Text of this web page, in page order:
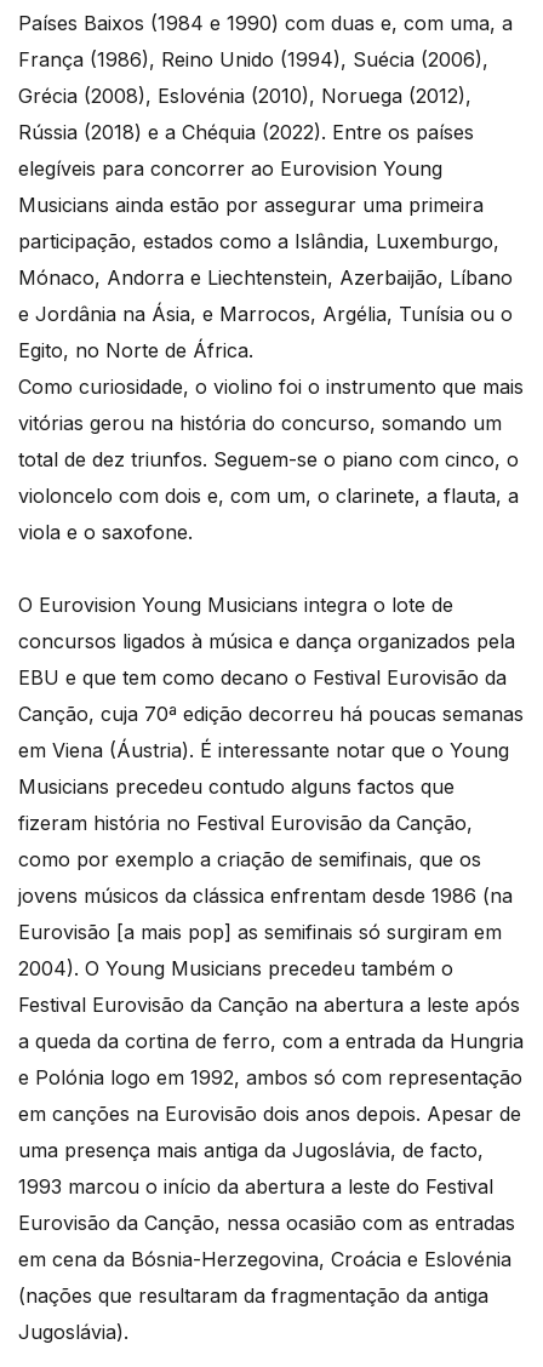
Países Baixos (1984 e 1990) com duas e, com uma, a
França (1986), Reino Unido (1994), Suécia (2006),
Grécia (2008), Eslovénia (2010), Noruega (2012),
Rússia (2018) e a Chéquia (2022). Entre os países
elegíveis para concorrer ao Eurovision Young
Musicians ainda estão por assegurar uma primeira
participação, estados como a Islândia, Luxemburgo,
Mónaco, Andorra e Liechtenstein, Azerbaijão, Líbano
e Jordânia na Ásia, e Marrocos, Argélia, Tunísia ou o
Egito, no Norte de África.
Como curiosidade, o violino foi o instrumento que mais
vitórias gerou na história do concurso, somando um
total de dez triunfos. Seguem-se o piano com cinco, o
violoncelo com dois e, com um, o clarinete, a flauta, a
viola e o saxofone.
O Eurovision Young Musicians integra o lote de
concursos ligados à música e dança organizados pela
EBU e que tem como decano o Festival Eurovisão da
Canção, cuja 70ª edição decorreu há poucas semanas
em Viena (Áustria). É interessante notar que o Young
Musicians precedeu contudo alguns factos que
fizeram história no Festival Eurovisão da Canção,
como por exemplo a criação de semifinais, que os
jovens músicos da clássica enfrentam desde 1986 (na
Eurovisão [a mais pop] as semifinais só surgiram em
2004). O Young Musicians precedeu também o
Festival Eurovisão da Canção na abertura a leste após
a queda da cortina de ferro, com a entrada da Hungria
e Polónia logo em 1992, ambos só com representação
em canções na Eurovisão dois anos depois. Apesar de
uma presença mais antiga da Jugoslávia, de facto,
1993 marcou o início da abertura a leste do Festival
Eurovisão da Canção, nessa ocasião com as entradas
em cena da Bósnia-Herzegovina, Croácia e Eslovénia
(nações que resultaram da fragmentação da antiga
Jugoslávia).